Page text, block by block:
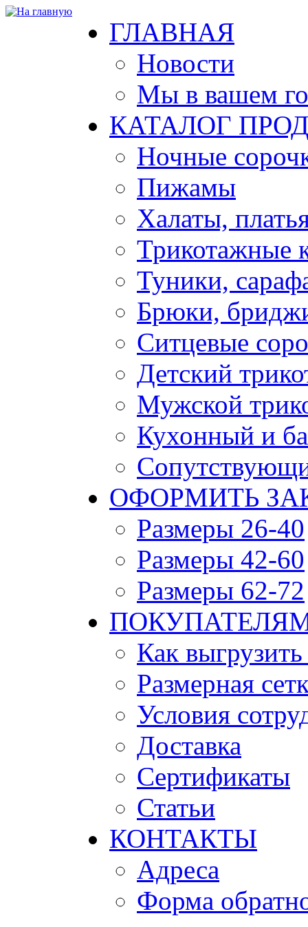
ГЛАВНАЯ
Новости
Мы в вашем
КАТАЛОГ
Ночные
Пижамы
Халаты,
Трикотажные
Туники,
Брюки,
Ситцевые
Детский
Мужской
Кухонный и
ОФОРМИТЬ
Размеры 26-40
Размеры 42-60
Размеры 62-72
Как
Размерная
Условия
Доставка
Сертификаты
Статьи
КОНТАКТЫ
Адреса
Форма